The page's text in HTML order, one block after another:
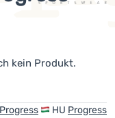
kein Produkt.
HU Progress